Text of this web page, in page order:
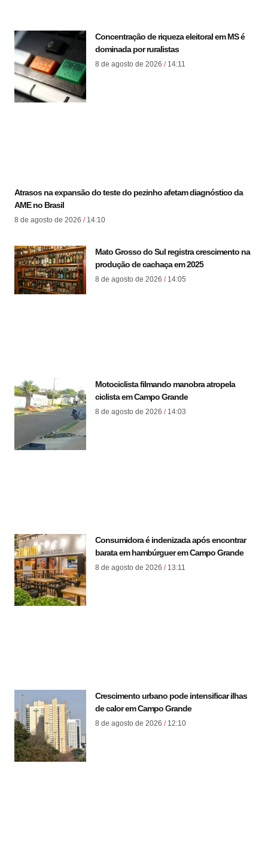
Concentração de riqueza eleitoral em MS é
dominada por ruralistas
8 de agosto de 2026 14:11
Atrasos na expansão do teste do pezinho afetam diagnóstico da
AME no Brasil
8 de agosto de 2026 14:10
Mato Grosso do Sul registra crescimento na
produção de cachaça em 2025
8 de agosto de 2026 14:05
Motociclista filmando manobra atropela
ciclista em Campo Grande
8 de agosto de 2026 14:03
Consumidora é indenizada após encontrar
barata em hambúrguer em Campo Grande
8 de agosto de 2026 13:11
Crescimento urbano pode intensificar ilhas
de calor em Campo Grande
8 de agosto de 2026 12:10